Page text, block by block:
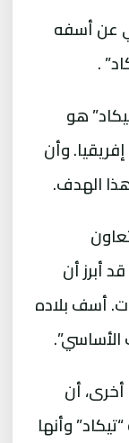
عن أسفه
.
هو
وأن
الهدف.
أبرز أن
أسف بلاده
الأساسي”.
أخرى، أن
وأنها